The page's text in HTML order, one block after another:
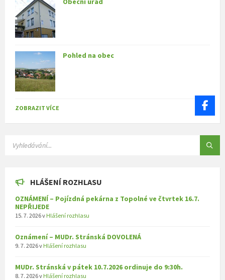
Pohled na obec
ZOBRAZIT VÍCE
HLÁŠENÍ ROZHLASU
OZNÁMENÍ – Pojízdná pekárna z Topolné ve čtvrtek 16.7.
NEPŘIJEDE
15. 7. 2026v Hlášení rozhlasu
Oznámení – MUDr. Stránská DOVOLENÁ
9. 7. 2026v Hlášení rozhlasu
MUDr. Stránská v pátek 10.7.2026 ordinuje do 9:30h.
8. 7. 2026v Hlášení rozhlasu